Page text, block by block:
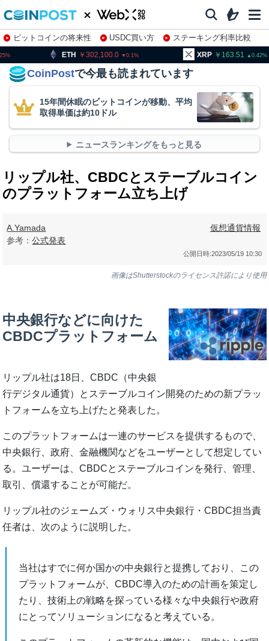
ビットコインの将来性 USDC買い方
ステーキング利率比較
株特集・関連銘柄
302,100.0 0.1 XRP BNB
CoinPostで今最も読まれています
15年間休眠のビットコインが移動、平均
取得単価は約10ドル
ニュースランキングをもっと見る
リップル社、CBDCとステーブルコイン
のプラットフォーム立ち上げ
A.Yamada
参考：公式発表
仮想通貨情報
公開日時:2023/05/19 10:30
画像はShutterstockのライセンス許諾により使用
中央銀行などに向けた
CBDCプラットフォーム
リップル社は18日、CBDC（中央銀
行デジタル通貨）とステーブルコイン開発のための新プラッ
トフォームを立ち上げたと発表した。
このプラットフォームは一連のサービスを提供するもので、
中央銀行、政府、金融機関などをユーザーとして想定してい
る。ユーザーは、CBDCとステーブルコインを発行、管理、
取引、償還することが可能だ。
リップル社のジェームズ・ウォリス中央銀行・CBDC担当責
任者は、次のように説明した。
当社はすでに何か国かの中央銀行と提携しており、この
プラットフォームが、CBDC導入のための計画を策定し
たり、技術上の戦略を探っている様々な中央銀行や政府
にとってソリューションになると考えている。